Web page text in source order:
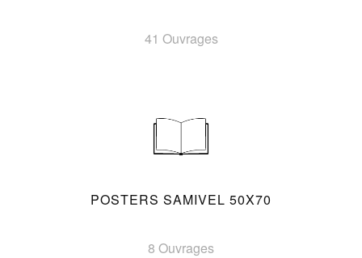
41 Ouvrages
POSTERS SAMIVEL 50X70
8 Ouvrages